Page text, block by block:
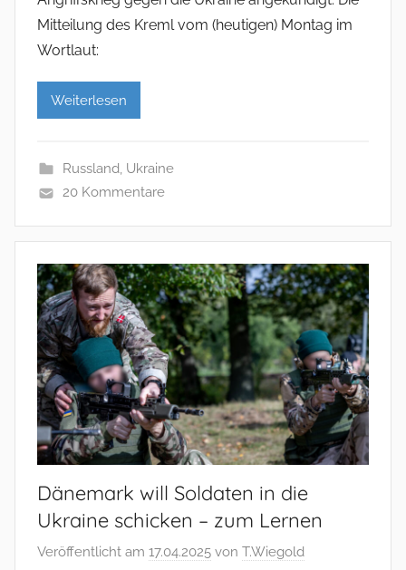
Mitteilung des Kreml vom (heutigen) Montag im
Wortlaut:
Weiterlesen
Russland, Ukraine
20 Kommentare
Dänemark will Soldaten in die
Ukraine schicken – zum Lernen
Veröffentlicht am 17.04.2025 von T.Wiegold